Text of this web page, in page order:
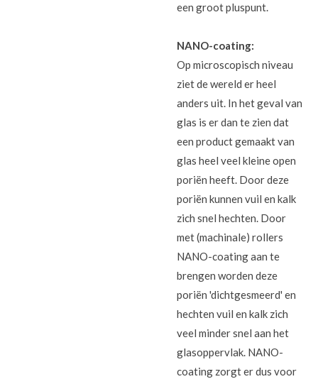
een groot pluspunt.
NANO-coating:
Op microscopisch niveau
ziet de wereld er heel
anders uit. In het geval van
glas is er dan te zien dat
een product gemaakt van
glas heel veel kleine open
poriën heeft. Door deze
poriën kunnen vuil en kalk
zich snel hechten. Door
met (machinale) rollers
NANO-coating aan te
brengen worden deze
poriën 'dichtgesmeerd' en
hechten vuil en kalk zich
veel minder snel aan het
glasoppervlak. NANO-
coating zorgt er dus voor